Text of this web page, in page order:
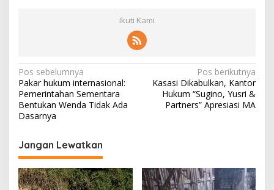
J
g
u
n
Ikuti Kami
N
a
v
i
g
a
s
Pos sebelumnya
Pakar hukum internasional:
Pemerintahan Sementara
Bentukan Wenda Tidak Ada
Dasarnya
Pos berikutnya
Kasasi Dikabulkan, Kantor
Hukum “Sugino, Yusri &
Partners” Apresiasi MA
Jangan Lewatkan